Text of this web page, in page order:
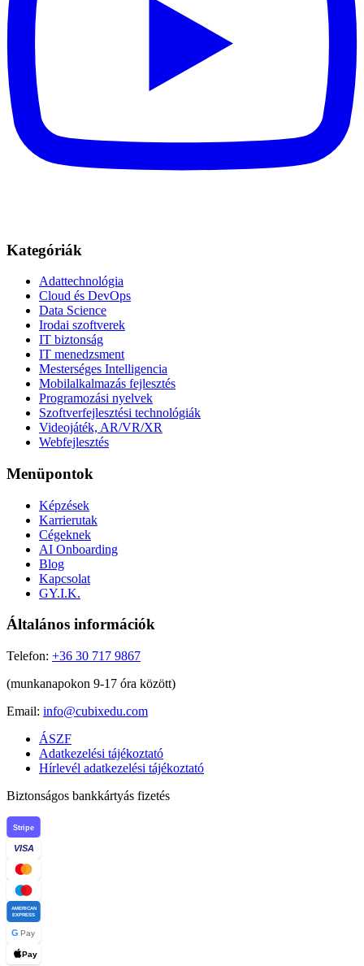
Kategóriák
Adattechnológia
Cloud és DevOps
Data Science
Irodai szoftverek
IT biztonság
IT menedzsment
Mesterséges Intelligencia
Mobilalkalmazás fejlesztés
Programozási nyelvek
Szoftverfejlesztési technológiák
Videojáték, AR/VR/XR
Webfejlesztés
Menüpontok
Képzések
Karrierutak
Cégeknek
AI Onboarding
Blog
Kapcsolat
GY.I.K.
Általános információk
Telefon: +36 30 717 9867
(munkanapokon 9-17 óra között)
Email: info@cubixedu.com
ÁSZF
Adatkezelési tájékoztató
Hírlevél adatkezelési tájékoztató
Biztonságos bankkártyás fizetés
Stripe
VISA
AMERICAN
EXPRESS
G Pay
Pay